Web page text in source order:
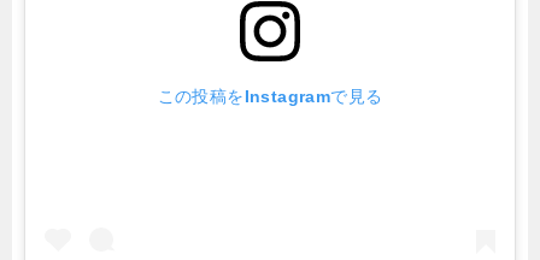
この投稿をInstagramで見る